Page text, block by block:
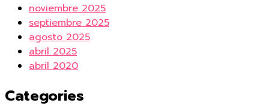
noviembre 2025
septiembre 2025
agosto 2025
abril 2025
abril 2020
Categories